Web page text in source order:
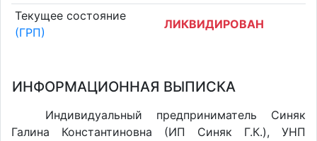
Текущее состояние
(ГРП)
ЛИКВИДИРОВАН
ИНФОРМАЦИОННАЯ ВЫПИСКА
Индивидуальный предприниматель Синяк
Галина Константиновна (ИП Синяк Г.К.), УНП